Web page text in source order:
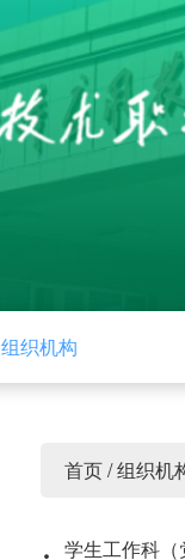
组织机构
首页/组织机
学生工作科